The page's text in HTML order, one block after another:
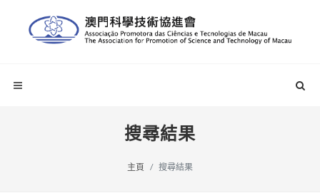
搜尋結果
主頁 搜尋結果